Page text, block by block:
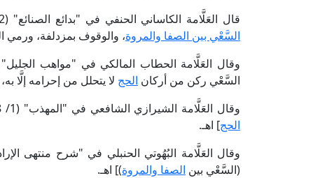
قال العَلَّامة الكاساني الحنفي في "بدائع الصنائع" (2/ 133، ط. دار الكتب العلمية): [وأَمَّا واجبات
السَّعْي بين الصفا والمروة، والوقوف بمزدلفة، ورمي
السَّعْي ركن من أركان الحج لا يتحلل من إحرامه إلَّا
وقال العَلَّامة الشيرازي الشافعي في "المهذب" (1/ 408، ط. دار الكتب العلمية): [ثم يسعى، وهو
الحج] اهـ.
وقال العَلَّامة البُهُوتي الحنبلي في "شرح منتهى الإرادات" (1/ 596، ط. عالم
(السَّعْي بين الصفا والمروة)] اهـ.